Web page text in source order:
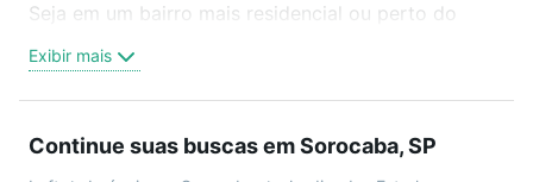
Seja em um bairro mais residencial ou perto do
oferta ideal de Imóveis com 3 suites à venda em
Jardim das Estrelas, Sorocaba, SP para conquistar
videochamada, é grátis, sem compromisso e você
Exibir mais
Continue suas buscas em Sorocaba, SP